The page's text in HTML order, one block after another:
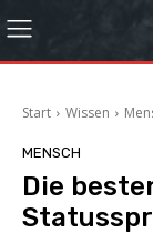
Start Wissen
MENSCH
Die